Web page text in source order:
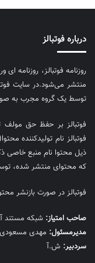
درباره فوتبالز
منتشر می‌شود.در سایت
توسط یک گروه مجرب به
فوتبالز بر حفظ حق مولف
فوتبالز نام تولیدکننده
که محتوای منتشر شده،
فوتبالز در صورت بازنشر
صاحب امتیاز: شبکه مستند
مديرمسئول: مهدی مسعودی
سردبیر: ش.آ